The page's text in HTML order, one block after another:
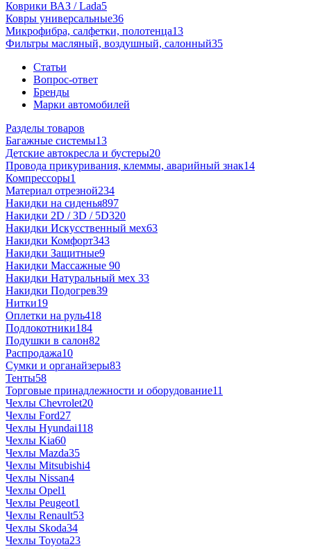
Коврики ВАЗ / Lada5
Ковры универсальные36
Микрофибра, салфетки, полотенца13
Фильтры масляный, воздушный, салонный35
Статьи
Вопрос-ответ
Бренды
Марки автомобилей
Разделы товаров
Багажные системы13
Детские автокресла и бустеры20
Провода прикуривания, клеммы, аварийный знак14
Компрессоры1
Материал отрезной234
Накидки на сиденья897
Накидки 2D / 3D / 5D320
Накидки Искусственный мех63
Накидки Комфорт343
Накидки Защитные9
Накидки Массажные 90
Накидки Натуральный мех 33
Накидки Подогрев39
Нитки19
Оплетки на руль418
Подлокотники184
Подушки в салон82
Распродажа10
Сумки и органайзеры83
Тенты58
Торговые принадлежности и оборудование11
Чехлы Chevrolet20
Чехлы Ford27
Чехлы Hyundai118
Чехлы Kia60
Чехлы Mazda35
Чехлы Mitsubishi4
Чехлы Nissan4
Чехлы Opel1
Чехлы Peugeot1
Чехлы Renault53
Чехлы Skoda34
Чехлы Toyota23